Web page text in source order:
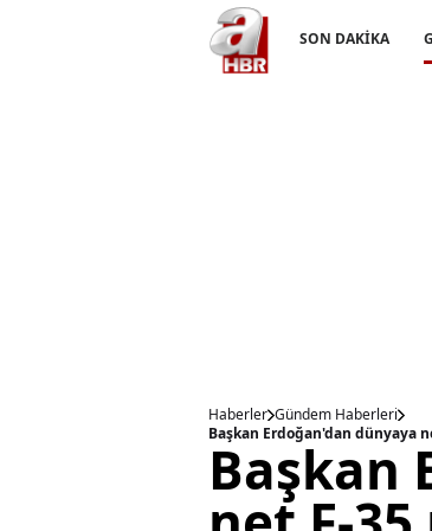
SON DAKİKA
Haberler Gündem Haberleri
Başkan Erdoğan'dan dünyaya
Başkan